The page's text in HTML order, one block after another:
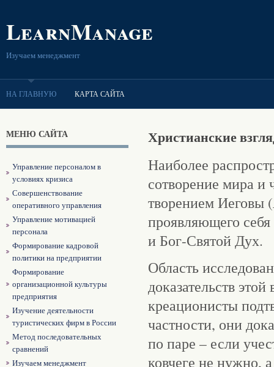
LearnManage
Изучаем менеджмент
НА ГЛАВНУЮ КАРТА САЙТА
МЕНЮ САЙТА
Управление персоналом в
условиях кризиса
Совершенствование
оперативного управления
Управление мотивацией
персонала
Формирование кадровой
политики на предприятии
Формирование
организационной культуры
предприятия
Изучение деятельности
туристических фирм в России
Метод последовательных
сравнений
Изучаем менеджмент
Христианские
Наиболее
сотворение мира и
творением Иеговы
проявляющего
и Бог-Святой Дух.
Область
доказательств
креационисты
частности, они
по паре – если
ковчеге не нужно,